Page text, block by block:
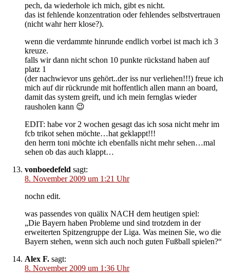
pech, da wiederhole ich mich, gibt es nicht.
das ist fehlende konzentration oder fehlendes selbstvertrauen
(nicht wahr herr klose?).
wenn die verdammte hinrunde endlich vorbei ist mach ich 3
kreuze.
falls wir dann nicht schon 10 punkte rückstand haben auf
platz 1
(der nachwievor uns gehört..der iss nur verliehen!!!) freue ich
mich auf dir rückrunde mit hoffentlich allen mann an board,
damit das system greift, und ich mein fernglas wieder
rausholen kann 😉
EDIT: habe vor 2 wochen gesagt das ich sosa nicht mehr im
fcb trikot sehen möchte…hat geklappt!!!
den herrn toni möchte ich ebenfalls nicht mehr sehen…mal
sehen ob das auch klappt…
vonboedefeld sagt:
8. November 2009 um 1:21 Uhr
nochn edit.
was passendes von quälix NACH dem heutigen spiel:
„Die Bayern haben Probleme und sind trotzdem in der
erweiterten Spitzengruppe der Liga. Was meinen Sie, wo die
Bayern stehen, wenn sich auch noch guten Fußball spielen?“
Alex F. sagt:
8. November 2009 um 1:36 Uhr